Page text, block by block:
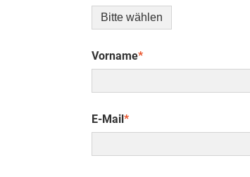
Vorname*
E-Mail*